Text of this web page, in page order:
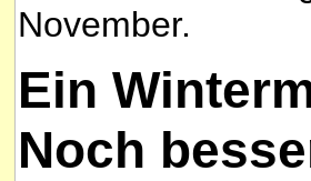
November.
Ein
Noch